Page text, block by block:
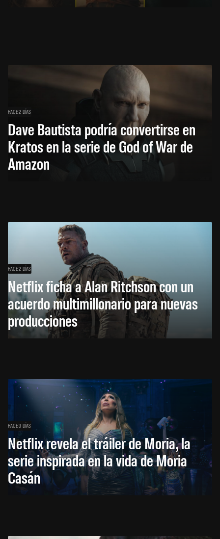
HACE 2 DÍAS
Dave Bautista podría convertirse en
Kratos en la serie de God of War de
Amazon
HACE 2 DÍAS
Netflix ficha a Alan Ritchson con un
acuerdo multimillonario para nuevas
producciones
HACE 3 DÍAS
Netflix revela el tráiler de Moria, la
serie inspirada en la vida de Moria
Casán